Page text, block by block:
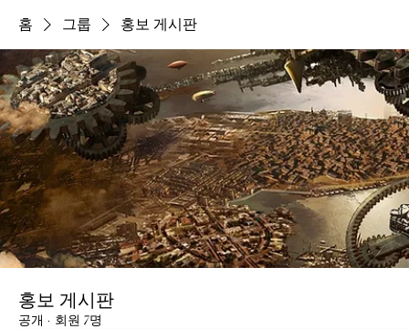
홈 그룹 홍보 게시판
홍보 게시판
공개 · 회원 7명